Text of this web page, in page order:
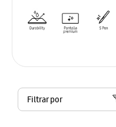
Filtrar por